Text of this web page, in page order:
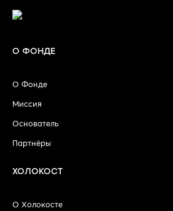
О ФОНДЕ
О Фонде
Миссия
Основатель
Партнёры
ХОЛОКОСТ
О Холокосте